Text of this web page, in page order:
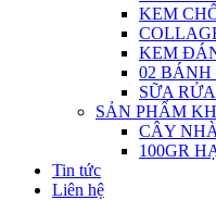
KEM
KEM
02
SỮA
SẢN PHẨM
CÂY
100GR
Tin tức
Liên hệ